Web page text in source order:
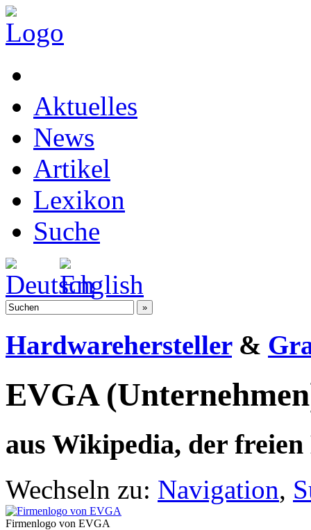
Aktuelles
News
Artikel
Lexikon
Suche
Hardwarehersteller&
EVGA
aus Wikipedia, der
Wechseln zu: Navigation,
Firmenlogo von EVGA